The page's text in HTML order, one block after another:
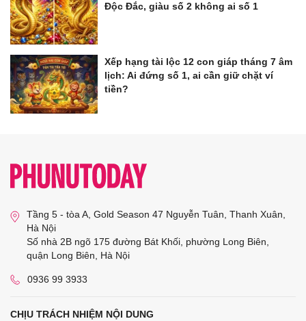
Độc Đắc, giàu số 2 không ai số 1
Xếp hạng tài lộc 12 con giáp tháng 7 âm
lịch: Ai đứng số 1, ai cần giữ chặt ví
tiền?
Tầng 5 - tòa A, Gold Season 47 Nguyễn Tuân, Thanh Xuân,
Hà Nội
Số nhà 2B ngõ 175 đường Bát Khối, phường Long Biên,
quận Long Biên, Hà Nội
0936 99 3933
CHỊU TRÁCH NHIỆM NỘI DUNG